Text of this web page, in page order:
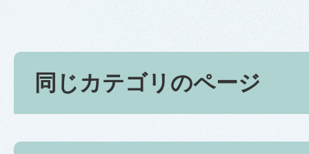
同じカテゴリのページ